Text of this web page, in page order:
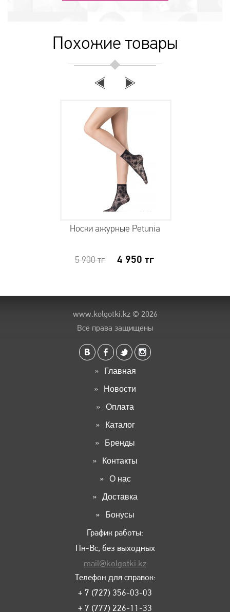
Похожие товары
Носки ажурные Petunia
5 900тг 4 950 тг
www.kolgotki.kz© 2026
Все права защищены
Главная
Новости
Оплата
Каталог
Бренды
Контакты
О нас
Доставка
Бонусы
График работы:
Пн-Вс, без выходных
mail@kolgotki.kz
Телефон для справок:
+ 7 (727) 356-03-03
+ 7 (777) 226-11-33